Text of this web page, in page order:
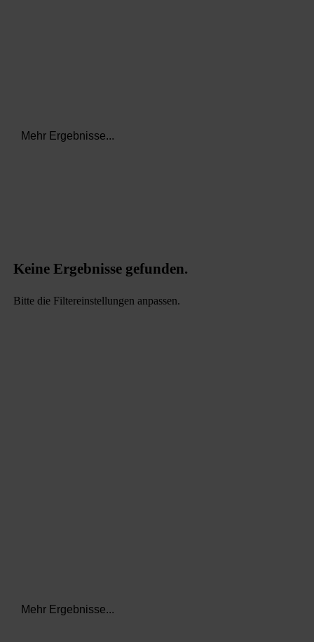
Mehr Ergebnisse...
Keine Ergebnisse gefunden.
Bitte die Filtereinstellungen anpassen.
Mehr Ergebnisse...